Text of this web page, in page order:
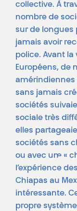
collective. À
nombre de
sur de longues
jamais avoir
police. Avant la
Européens, de
amérindiennes
sans jamais
sociétés
sociale très
elles
sociétés sans
ou avec un·e «
l’expérience
Chiapas au
intéressante.
propre